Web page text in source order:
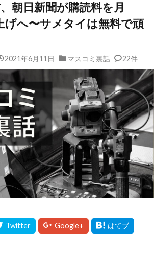
朝日新聞が購読料を月
げへ〜サメタイは無料で頑
2021年6月11日 マスコミ裏話 22件